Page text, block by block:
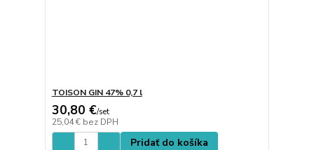
TOISON GIN 47% 0,7 l
30,80 €/set
25,04 € bez DPH
Pridať do košíka